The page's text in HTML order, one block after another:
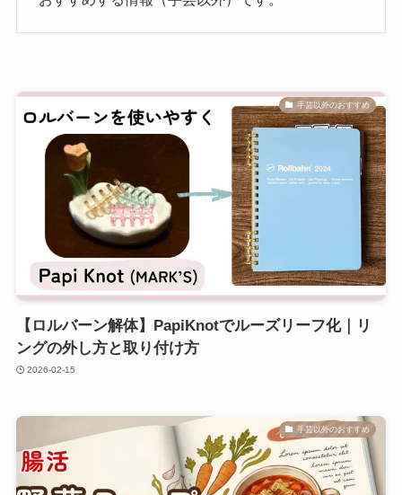
手芸以外のおすすめ
【ロルバーン解体】PapiKnotでルーズリーフ化｜リ
ングの外し方と取り付け方
2026-02-15
手芸以外のおすすめ